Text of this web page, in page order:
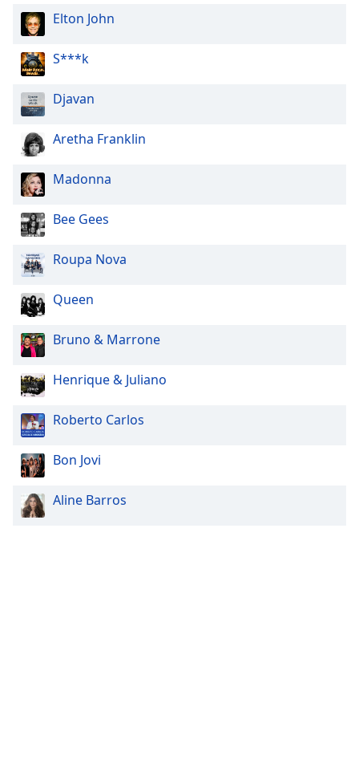
Elton John
S***k
Djavan
Aretha Franklin
Madonna
Bee Gees
Roupa Nova
Queen
Bruno & Marrone
Henrique & Juliano
Roberto Carlos
Bon Jovi
Aline Barros